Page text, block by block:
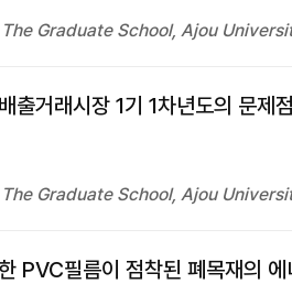
The Graduate School, Ajou
출거래시장 1기 1차년도의 문제
The Graduate School, Ajou
PVC필름이 점착된 폐목재의